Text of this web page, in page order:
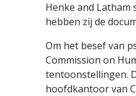
Henke and Latham
hebben zij de
Om het besef van
Commission on
tentoonstellingen.
hoofdkantoor van